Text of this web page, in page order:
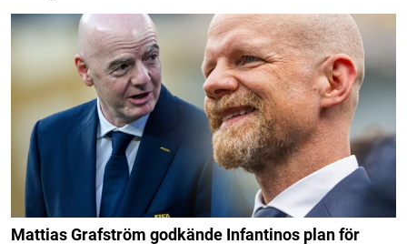
Mattias Grafström godkände Infantinos plan för